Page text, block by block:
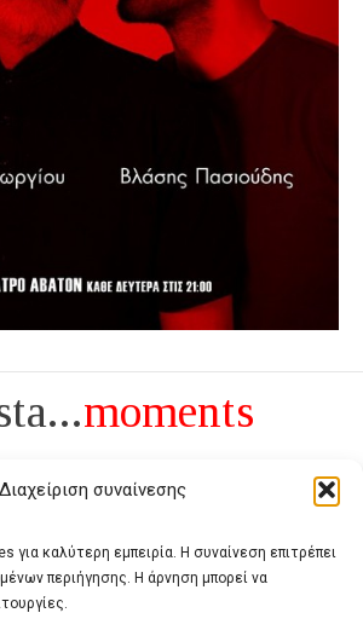
Διαχείριση συναίνεσης
για καλύτερη εμπειρία. Η συναίνεση επιτρέπει
περιήγησης. Η άρνηση μπορεί να
moments
αντίθετο της ανέχειας, είναι το αντίθετο της